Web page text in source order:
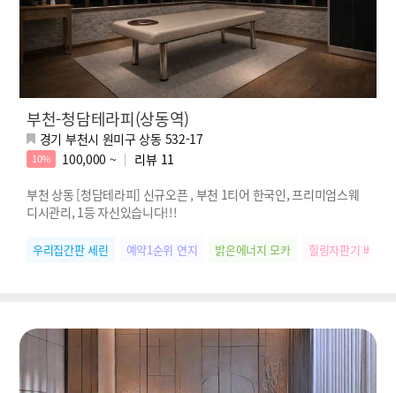
부천-청담테라피(상동역)
경기 부천시 원미구 상동 532-17
10% 100,000 ~ 리뷰 11
부천 상동 [청담테라피] 신규오픈 , 부천 1티어 한국인, 프리미엄스웨
디시관리, 1등 자신있습니다!!!
우리집간판 세린 예약1순위 연지 밝은에너지 모카 힐링자판기 베베